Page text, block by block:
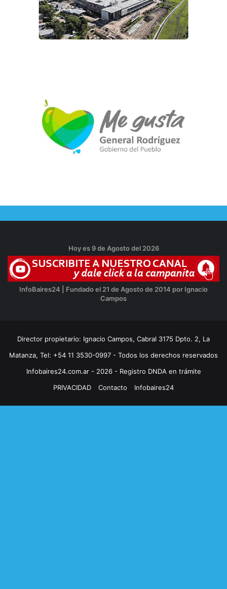
Hoy es 9 de Agosto del 2026
InfoBaires24 | Fundado el 21 de Agosto de 2014 por Ignacio
Campos
Director propietario: Ignacio Campos, Cabral 3175 Dpto. 2, La
Matanza, Tel: +54 11 3530-0997 - Todos los derechos reservados
Infobaires24.com.ar - 2026 - Registro DNDA en trámite
PRIVACIDAD
Contacto Infobaires24